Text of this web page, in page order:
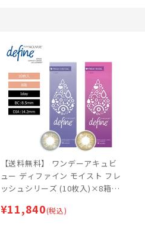
【送料無料】 ワンデーアキュビ
ュー ディファイン モイスト フレ
ッシュシリーズ (10枚入)×8箱セ
ルレンズ
¥11,840(税込)